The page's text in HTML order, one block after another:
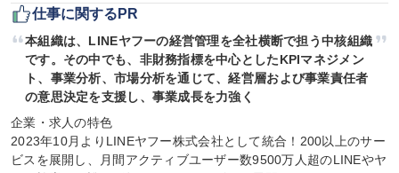
仕事に関するPR
本組織は、LINEヤフーの経営管理を全社横断で担う中核組織
です。その中でも、非財務指標を中心としたKPIマネジメン
ト、事業分析、市場分析を通じて、経営層および事業責任者
の意思決定を支援し、事業成長を力強く
企業・求人の特色
2023年10月よりLINEヤフー株式会社として統合！200以上のサー
ビスを展開し、月間アクティブユーザー数9500万人超のLINEやヤ